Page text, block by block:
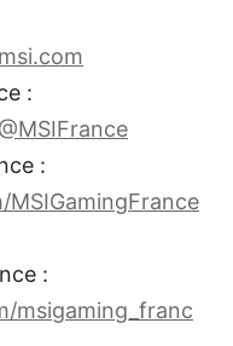
:
:
:
msigaming_franc